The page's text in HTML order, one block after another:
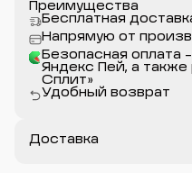
Преимущества
Бесплатная
Напрямую от
Безопасная оплата
Яндекс Пей, а также
Сплит»
Удобный возврат
Доставка